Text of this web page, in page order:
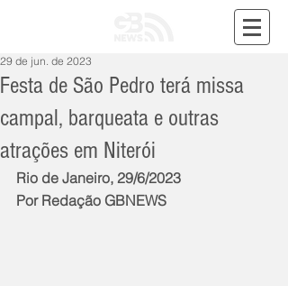
Festa de São Pedro terá missa
campal, barqueata e outras
atrações em Niterói
29 de jun. de 2023
Rio de Janeiro, 29/6/2023
Por Redação GBNEWS